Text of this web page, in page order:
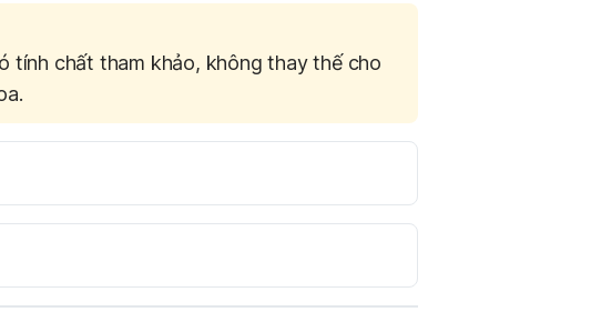
tính chất tham khảo, không thay thế cho
5-ways-to-get-your-child-to-listen/